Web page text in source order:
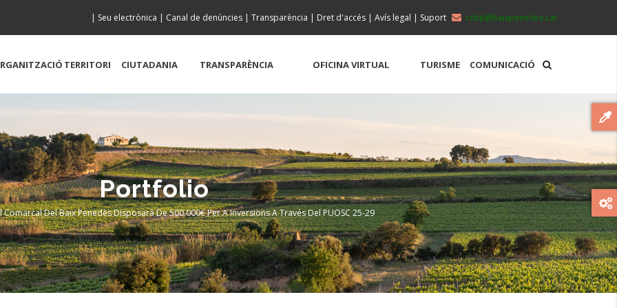
ccbp@baixpenedes.cat
| Seu electrònica | Canal de denúncies | Transparència | Dret d'accés | Avís legal | Suport
TERRITORI CIUTADANIA TRANSPARÈNCIA OFICINA VIRTUAL TURISME COMUNICACIÓ
Portfolio
Comarcal Del Baix Penedès Disposarà De 500.000€ Per A Inversions A Través Del PUOSC 25-29